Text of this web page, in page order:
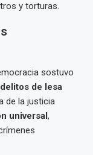
y torturas.
sostuvo
delitos de lesa
de la justicia
universal ,